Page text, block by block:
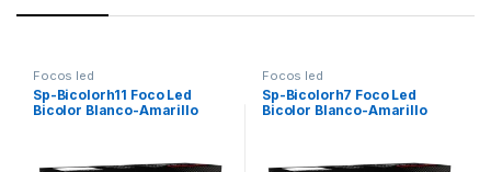
Focos led
Sp-Bicolorh11 Foco Led
Bicolor Blanco-Amarillo
Focos led
Sp-Bicolorh7 Foco Led
Bicolor Blanco-Amarillo